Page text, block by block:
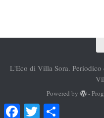
L'Eco di Villa Sora.
Powered by -
FacebookTwitter